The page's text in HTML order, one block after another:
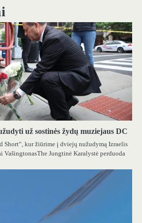
už sostinės žydų muziejaus DC
Short“, kur žiūrime į dviejų nužudymą Izraelis
VašingtonasThe Jungtinė Karalystė perduoda